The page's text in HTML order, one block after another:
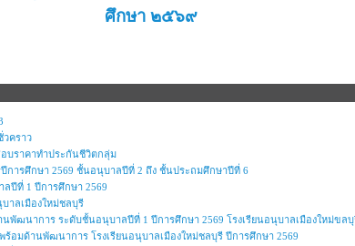
ศึกษา ๒๕๖๙
วคราว
อบราคาทำประกันชีวิตกลุ่ม
การศึกษา 2569 ชั้นอนุบาลปีที่ 2 ถึง ชั้นประถมศึกษาปีที่ 6
ลปีที่ 1 ปีการศึกษา 2569
าลเมืองใหม่ชลบุรี
พัฒนาการ ระดับชั้นอนุบาลปีที่ 1 ปีการศึกษา 2569 โรงเรียนอนุบาลเมืองใหม่ขล
อมด้านพัฒนาการ โรงเรียนอนุบาลเมืองใหม่ชลบุรี ปีการศึกษา 2569